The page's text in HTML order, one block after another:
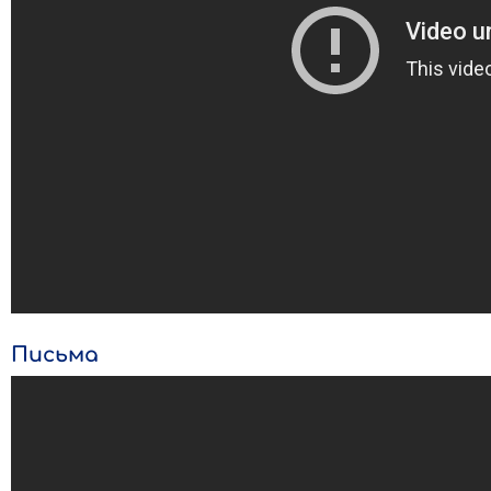
Письма